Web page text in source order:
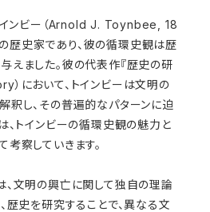
インビー（Arnold J. Toynbee, 18
歴史家であり、彼の循環史観は歴
えました。彼の代表作『歴史の研
）において、トインビーは文明の
釈し、その普遍的なパターンに迫
、トインビーの循環史観の魅力と
察していきます。
、文明の興亡に関して独自の理論
歴史を研究することで、異なる文